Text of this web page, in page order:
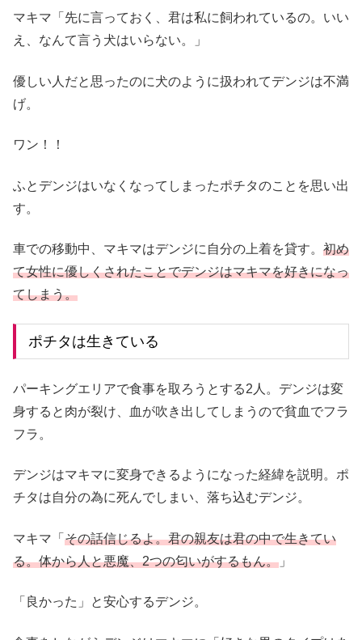
マキマ「先に言っておく、君は私に飼われているの。いい
え、なんて言う犬はいらない。」
優しい人だと思ったのに犬のように扱われてデンジは不満
げ。
ワン！！
ふとデンジはいなくなってしまったポチタのことを思い出
す。
車での移動中、マキマはデンジに自分の上着を貸す。 初め
て女性に優しくされたことでデンジはマキマを好きになっ
てしまう。
ポチタは生きている
パーキングエリアで食事を取ろうとする2人。デンジは変
身すると肉が裂け、血が吹き出してしまうので貧血でフラ
フラ。
デンジはマキマに変身できるようになった経緯を説明。ポ
チタは自分の為に死んでしまい、落ち込むデンジ。
マキマ「 その話信じるよ。君の親友は君の中で生きてい
る。体から人と悪魔、2つの匂いがするもん。 」
「良かった」と安心するデンジ。